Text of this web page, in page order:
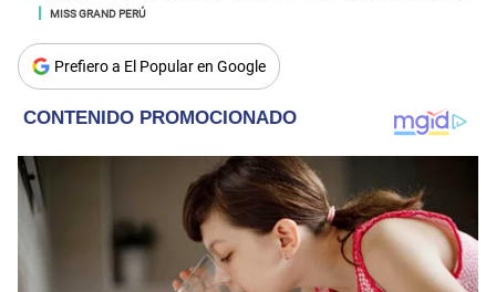
MISS GRAND PERÚ
Prefiero a El Popular en Google